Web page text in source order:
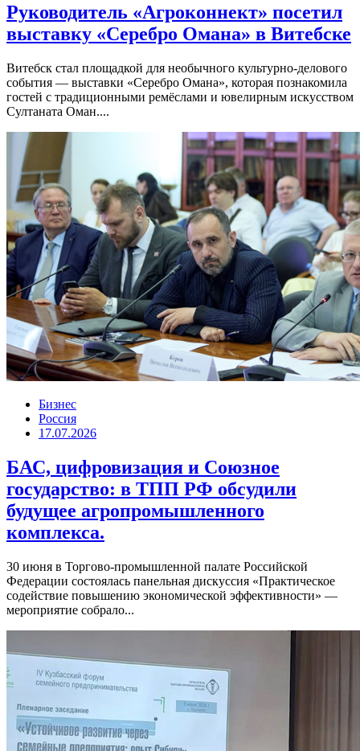
Руководитель «Агроконнект» посетил
выставку «Серебро Омана» в Витебске
Витебск стал площадкой для необычного культурно-делового
события — выставки «Серебро Омана», которая познакомила
гостей с традиционными ремёслами и ювелирным искусством
Султаната Оман....
Бизнес
Россия
17.07.2026
БАС, цифровизация и Союзное
государство: в ТПП РФ обсудили
будущее агропромышленного
комплекса.
30 июня в Торгово-промышленной палате Российской
Федерации состоялась панельная дискуссия «Практическое
содействие повышению экономической эффективности» —
мероприятие собрало...